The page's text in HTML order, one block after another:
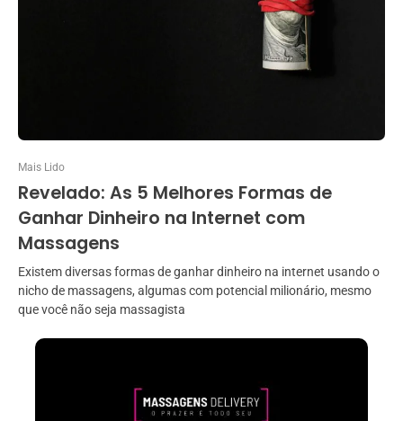
Mais Lido
Revelado: As 5 Melhores Formas de
Ganhar Dinheiro na Internet com
Massagens
Existem diversas formas de ganhar dinheiro na internet usando o
nicho de massagens, algumas com potencial milionário, mesmo
que você não seja massagista